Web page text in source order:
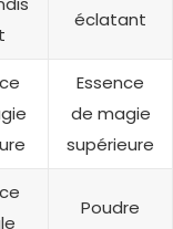
éclatant
Essence
de magie
supérieure
Poudre